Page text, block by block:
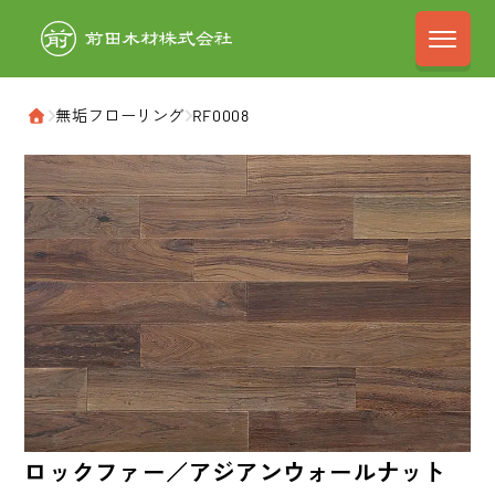
前田木材株式
ホーム
›無垢フローリング›RF0008
ロックファー／アジアンウォールナット